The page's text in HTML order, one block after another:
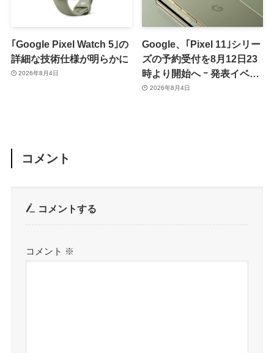
｢Google Pixel Watch 5｣の
詳細な技術仕様が明らかに
2026年8月4日
Google、｢Pixel 11｣シリー
ズの予約受付を8月12日23
時より開始へ ｰ 発表イベン
トは翌13日午前7時〜
2026年8月4日
コメント
コメントする
コメント ※